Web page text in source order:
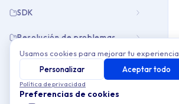
SDK
Resolución de problemas
Usamos cookies para mejorar tu experiencia.
Personalizar
Aceptar todo
Política de privacidad
Preferencias de cookies